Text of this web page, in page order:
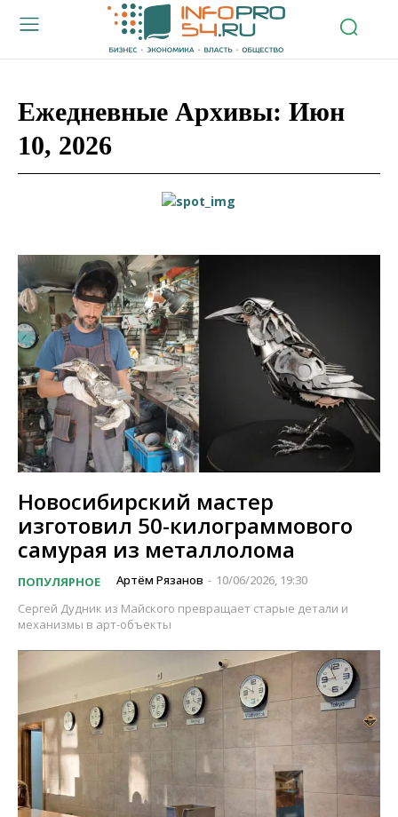
Ежедневные Архивы: Июн
10, 2026
Новосибирский мастер
изготовил 50-килограммового
самурая из металлолома
ПОПУЛЯРНОЕ Артём Рязанов - 10/06/2026, 19:30
Сергей Дудник из Майского превращает старые детали и
механизмы в арт-объекты